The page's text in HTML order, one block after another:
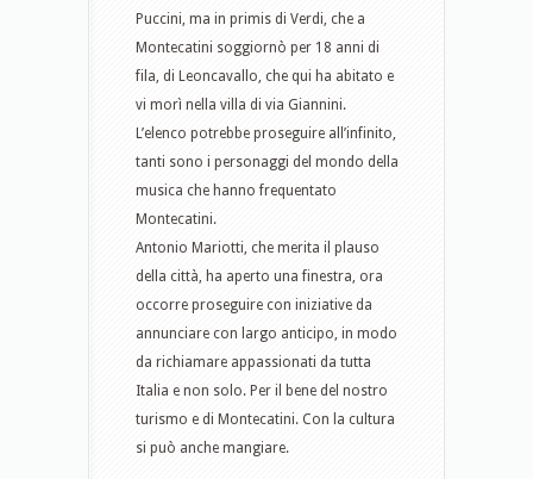
Puccini, ma in primis di Verdi, che a
Montecatini soggiornò per 18 anni di
fila, di Leoncavallo, che qui ha abitato e
vi morì nella villa di via Giannini.
L’elenco potrebbe proseguire all’infinito,
tanti sono i personaggi del mondo della
musica che hanno frequentato
Montecatini.
Antonio Mariotti, che merita il plauso
della città, ha aperto una finestra, ora
occorre proseguire con iniziative da
annunciare con largo anticipo, in modo
da richiamare appassionati da tutta
Italia e non solo. Per il bene del nostro
turismo e di Montecatini. Con la cultura
si può anche mangiare.